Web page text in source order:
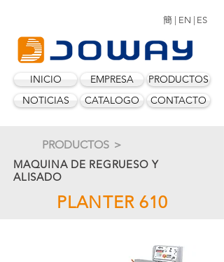
簡 | EN | ES
INICIO EMPRESA
PRODUCTOS
NOTICIAS
CATALOGO CONTACTO
PRODUCTOS ＞
MAQUINA DE REGRUESO Y
ALISADO
PLANTER 610